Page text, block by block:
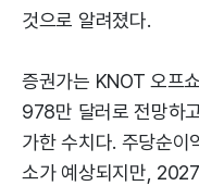
것으로 알려졌다.
증권가는 KNOT 오프
978만 달러로 전망하
가한 수치다. 주당순
소가 예상되지만,